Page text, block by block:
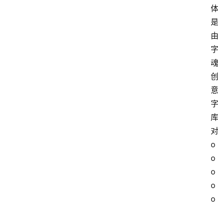
体
是
由
字
魂
创
意
字
库
对
o
o
o
o
o